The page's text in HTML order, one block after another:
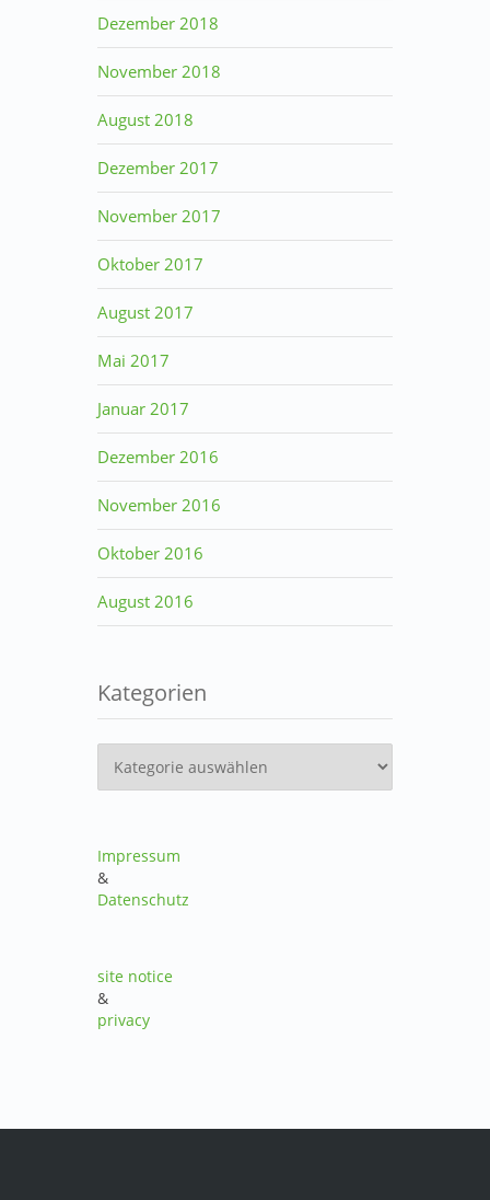
Dezember 2018
November 2018
August 2018
Dezember 2017
November 2017
Oktober 2017
August 2017
Mai 2017
Januar 2017
Dezember 2016
November 2016
Oktober 2016
August 2016
Kategorien
Impressum
&
Datenschutz
site notice
&
privacy